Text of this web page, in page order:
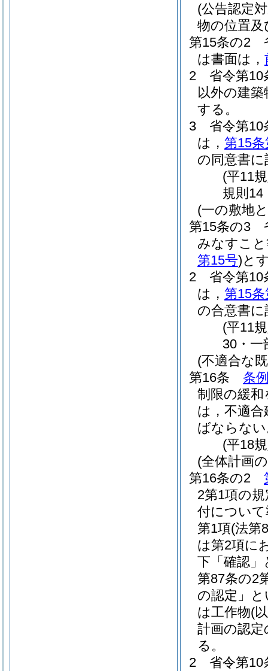
(公告認定
物の位置及
第15条の2
は書面は，
2
省令第10
以外の建
する。
3
省令第10
は， 第15
の同意書
(平11
規則14
(一の敷地
第15条の3
みなすこ
第15号)と
2
省令第10
は， 第15
の合意書
(平11
30・一
(不適合な
第16条
条
制限の緩和
は，不適合
ばならな
(平18
(全体計画
第16条の2
2第1項の
付につい
第1項(法第
は第2項に
下「確認」
第87条の2
の認定」
は工作物(
計画の認
る。
2
省令第10